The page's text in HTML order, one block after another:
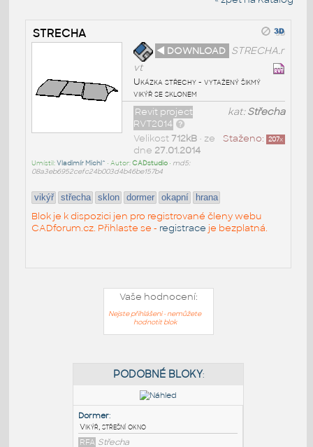
STRECHA
◄ DOWNLOAD STRECHA.r
vt
Ukázka střechy - vytažený šikmý
vikýř se sklonem
kat:Střecha
Revit project
RVT2014
Staženo: 207x
Velikost 712kB• ze
dne 27.01.2014
Umístil:Vladimír Michl^ • Autor:CADstudio• md5:
08a3eb6952cefc24b003d4b46be157b4
vikýř střecha sklon dormer okapní hrana
Blok je k dispozici jen pro registrované členy webu
CADforum.cz. Přihlaste se - registrace je bezplatná.
Vaše hodnocení:
Nejste přihlášeni - nemůžete
hodnotit blok